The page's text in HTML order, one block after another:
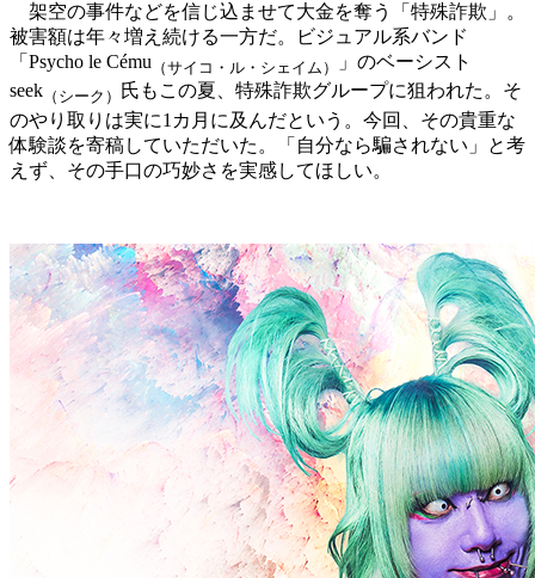
架空の事件などを信じ込ませて大金を奪う「特殊詐欺」。
被害額は年々増え続ける一方だ。ビジュアル系バンド
「Psycho le Cému （サイコ・ル・シェイム）
」のベーシスト
seek （シーク） 氏もこの夏、特殊詐欺グループに狙われた。そ
のやり取りは実に1カ月に及んだという。今回、その貴重な
体験談を寄稿していただいた。「自分なら騙されない」と考
えず、その手口の巧妙さを実感してほしい。